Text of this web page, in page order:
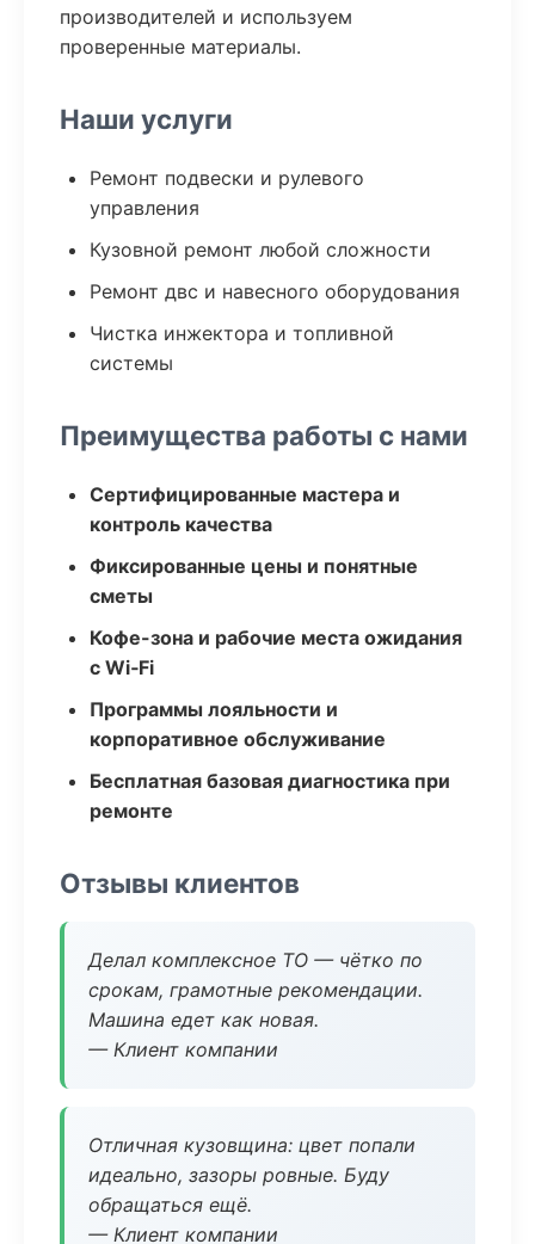
производителей и используем
проверенные материалы.
Наши услуги
Ремонт подвески и рулевого
управления
Кузовной ремонт любой сложности
Ремонт двс и навесного оборудования
Чистка инжектора и топливной
системы
Преимущества работы с нами
Сертифицированные мастера и
контроль качества
Фиксированные цены и понятные
сметы
Кофе-зона и рабочие места ожидания
с Wi‑Fi
Программы лояльности и
корпоративное обслуживание
Бесплатная базовая диагностика при
ремонте
Отзывы клиентов
Делал комплексное ТО — чётко по
срокам, грамотные рекомендации.
Машина едет как новая.
— Клиент компании
Отличная кузовщина: цвет попали
идеально, зазоры ровные. Буду
обращаться ещё.
— Клиент компании